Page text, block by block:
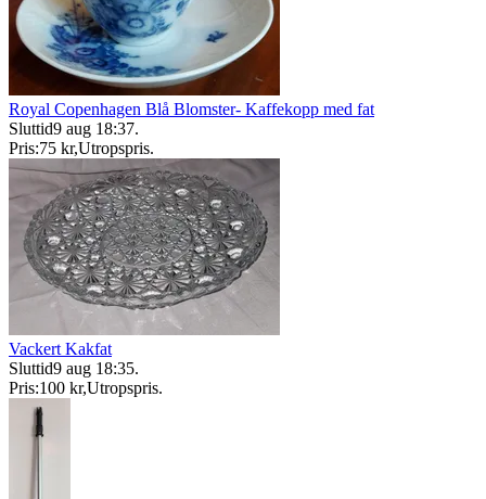
Royal Copenhagen Blå Blomster- Kaffekopp med fat
Sluttid9 aug 18:37.
Pris:75 kr,Utropspris.
Vackert Kakfat
Sluttid9 aug 18:35.
Pris:100 kr,Utropspris.